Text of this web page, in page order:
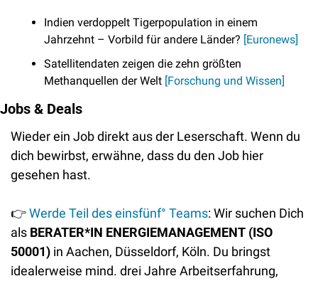
Indien verdoppelt Tigerpopulation in einem
Jahrzehnt – Vorbild für andere Länder? [Euronews]
Satellitendaten zeigen die zehn größten
Methanquellen der Welt [Forschung und Wissen]
Jobs & Deals
Wieder ein Job direkt aus der Leserschaft. Wenn du
dich bewirbst, erwähne, dass du den Job hier
gesehen hast.
👉Werde Teil des einsfünf° Teams: Wir suchen Dich
als BERATER*IN ENERGIEMANAGEMENT (ISO
50001) in Aachen, Düsseldorf, Köln. Du bringst
idealerweise mind. drei Jahre Arbeitserfahrung,